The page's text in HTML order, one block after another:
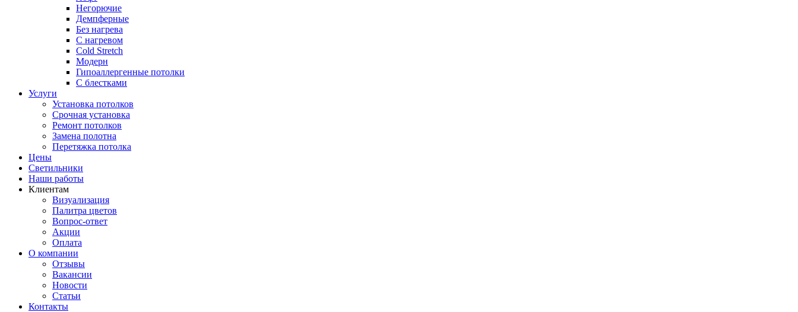
Негорючие
Демпферные
Без нагрева
С нагревом
Cold Stretch
Модерн
Гипоаллергенные потолки
С блестками
Услуги
Установка потолков
Срочная установка
Ремонт потолков
Замена полотна
Перетяжка потолка
Цены
Светильники
Наши работы
Клиентам
Визуализация
Палитра цветов
Вопрос-ответ
Акции
Оплата
О компании
Отзывы
Вакансии
Новости
Статьи
Контакты